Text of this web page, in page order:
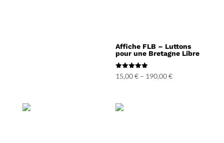
Affiche FLB – Luttons
pour une Bretagne Libre
Note
5.00
15,00€ – 190,00€